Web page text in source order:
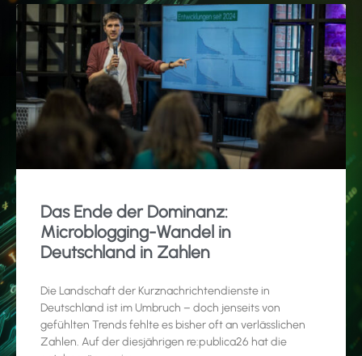
Das Ende der Dominanz:
Microblogging-Wandel in
Deutschland in Zahlen
Die Landschaft der Kurznachrichtendienste in
Deutschland ist im Umbruch – doch jenseits von
gefühlten Trends fehlte es bisher oft an verlässlichen
Zahlen. Auf der diesjährigen re:publica26 hat die